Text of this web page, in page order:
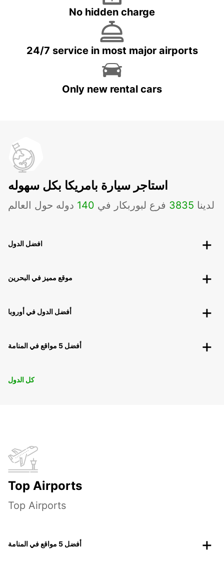
No hidden charge
24/7 service in most major airports
Only new rental cars
استاجر سيارة بامريكا بكل سهوله
لدينا 3835 فرع لبوربكار في 140 دوله حول العالم
افضل الدول
موقع مميز في البحرين
أفضل الدول في أوروبا
أفضل 5 مواقع في المنامة
كل الدول
Top Airports
Top Airports
أفضل 5 مواقع في المنامة